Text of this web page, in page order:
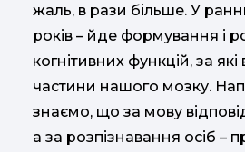
жаль, в рази більше. У
років – йде формування і
когнітивних функцій, за які
частини нашого мозку.
знаємо, що за мову
а за розпізнавання осіб –